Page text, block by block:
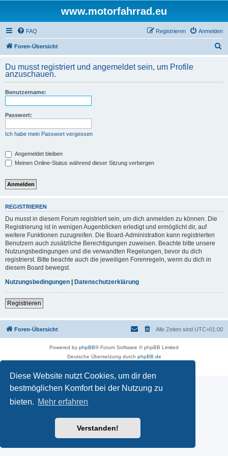
Diese Website nutzt Cookies, um dir den
bestmöglichen Komfort bei der Nutzung zu
bieten. Mehr erfahren
Verstanden!
www.motorfahrrad.eu
FAQ Anmelden
Registrieren
Foren-Übersicht
h
Du musst registriert und angemeldet sein, um Profile
anzuschauen.
Benutzername:
Passwort:
Ich habe mein Passwort vergessen
Angemeldet bleiben
Meinen Online-Status während dieser Sitzung verbergen
REGISTRIEREN
Du musst in diesem Forum registriert sein, um dich anmelden zu können. Die
Registrierung ist in wenigen Augenblicken erledigt und ermöglicht dir, auf
weitere Funktionen zuzugreifen. Die Board-Administration kann registrierten
Benutzern auch zusätzliche Berechtigungen zuweisen. Beachte bitte unsere
Nutzungsbedingungen und die verwandten Regelungen, bevor du dich
registrierst. Bitte beachte auch die jeweiligen Forenregeln, wenn du dich in
diesem Board bewegst.
Nutzungsbedingungen | Datenschutzerklärung
Registrieren
Foren-Übersicht Alle Zeiten sind UTC+01:00
Powered by phpBB® Forum Software © phpBB Limited
Deutsche Übersetzung durch phpBB.de